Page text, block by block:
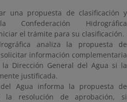
una propuesta de clasificación y
Hidrográfica
el trámite para su clasificación.
analiza la propuesta de
información complementaria
Dirección General del Agua si la
justificada.
Agua informa la propuesta de
la resolución de aprobación, si